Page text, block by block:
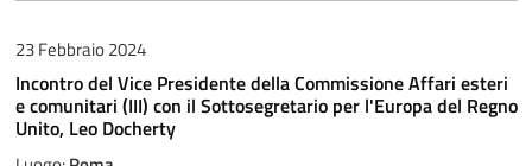
23 Febbraio 2024
Incontro del Vice Presidente della Commissione Affari esteri
e comunitari (III) con il Sottosegretario per l'Europa del Regno
Unito, Leo Docherty